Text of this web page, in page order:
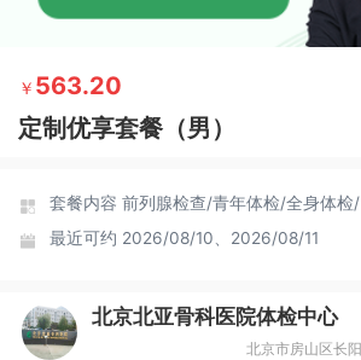
￥ 563.20
定制优享套餐（男）
套餐内容 前列腺检查/青年体检/全身体检/
最近可约 2026/08/10、2026/08/11
北京北亚骨科医院体检中心